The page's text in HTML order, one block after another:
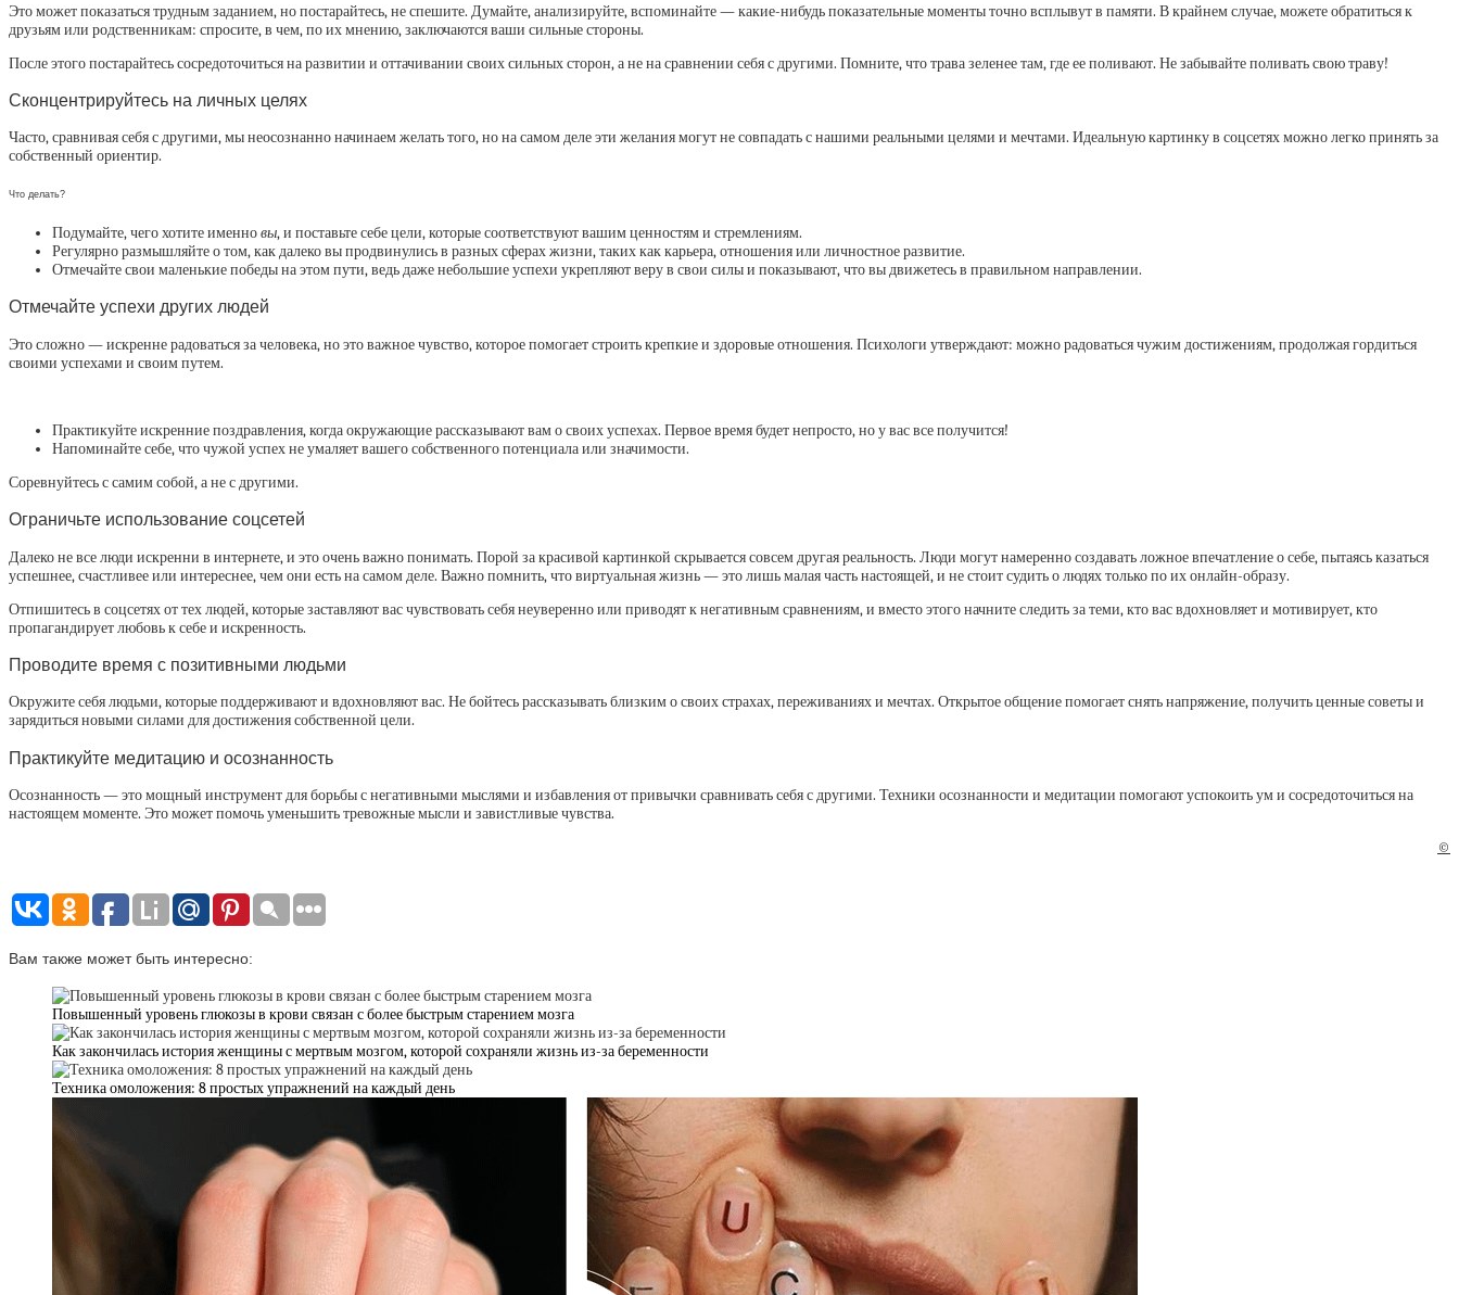
Это может показаться трудным заданием, но постарайтесь, не спешите. Думайте, анализируйте, вспоминайте — какие-нибудь показательные моменты точно всплывут в памяти. В крайнем случае, можете обратиться к
друзьям или родственникам: спросите, в чем, по их мнению, заключаются ваши сильные стороны.
После этого постарайтесь сосредоточиться на развитии и оттачивании своих сильных сторон, а не на сравнении себя с другими. Помните, что трава зеленее там, где ее поливают. Не забывайте поливать свою траву!
Сконцентрируйтесь на личных целях
Часто, сравнивая себя с другими, мы неосознанно начинаем желать того, но на самом деле эти желания могут не совпадать с нашими реальными целями и мечтами. Идеальную картинку в соцсетях можно легко принять за
собственный ориентир.
Что делать?
Подумайте, чего хотите именновы, и поставьте себе цели, которые соответствуют вашим ценностям и стремлениям.
Регулярно размышляйте о том, как далеко вы продвинулись в разных сферах жизни, таких как карьера, отношения или личностное развитие.
Отмечайте свои маленькие победы на этом пути, ведь даже небольшие успехи укрепляют веру в свои силы и показывают, что вы движетесь в правильном направлении.
Отмечайте успехи других людей
Это сложно — искренне радоваться за человека, но это важное чувство, которое помогает строить крепкие и здоровые отношения. Психологи утверждают: можно радоваться чужим достижениям, продолжая гордиться
своими успехами и своим путем.
Практикуйте искренние поздравления, когда окружающие рассказывают вам о своих успехах. Первое время будет непросто, но у вас все получится!
Напоминайте себе, что чужой успех не умаляет вашего собственного потенциала или значимости.
Соревнуйтесь с самим собой, а не с другими.
Ограничьте использование соцсетей
Далеко не все люди искренни в интернете, и это очень важно понимать. Порой за красивой картинкой скрывается совсем другая реальность. Люди могут намеренно создавать ложное впечатление о себе, пытаясь казаться
успешнее, счастливее или интереснее, чем они есть на самом деле. Важно помнить, что виртуальная жизнь — это лишь малая часть настоящей, и не стоит судить о людях только по их онлайн-образу.
Отпишитесь в соцсетях от тех людей, которые заставляют вас чувствовать себя неуверенно или приводят к негативным сравнениям, и вместо этого начните следить за теми, кто вас вдохновляет и мотивирует, кто
пропагандирует любовь к себе и искренность.
Проводите время с позитивными людьми
Окружите себя людьми, которые поддерживают и вдохновляют вас. Не бойтесь рассказывать близким о своих страхах, переживаниях и мечтах. Открытое общение помогает снять напряжение, получить ценные советы и
зарядиться новыми силами для достижения собственной цели.
Практикуйте медитацию и осознанность
Осознанность — это мощный инструмент для борьбы с негативными мыслями и избавления от привычки сравнивать себя с другими. Техники осознанности и медитации помогают успокоить ум и сосредоточиться на
настоящем моменте. Это может помочь уменьшить тревожные мысли и завистливые чувства.
©
Вам также может быть интересно:
Повышенный уровень глюкозы в крови связан с более быстрым старением мозга
Как закончилась история женщины с мертвым мозгом, которой сохраняли жизнь из-за беременности
Техника омоложения: 8 простых упражнений на каждый день